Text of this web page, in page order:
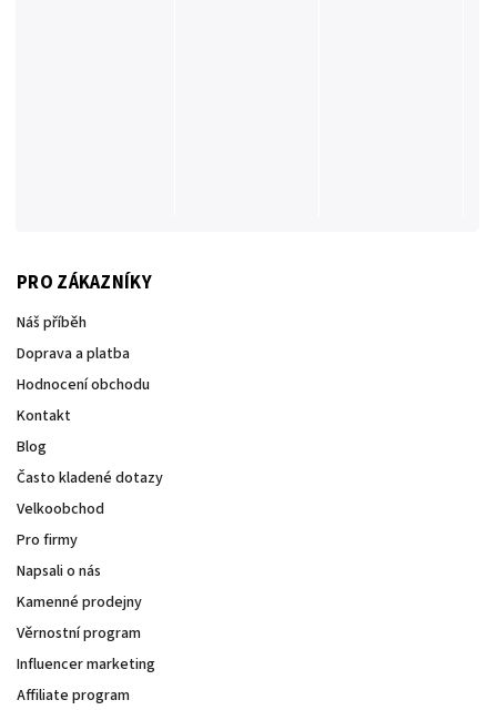
PRO ZÁKAZNÍKY
Náš příběh
Doprava a platba
Hodnocení obchodu
Kontakt
Blog
Často kladené dotazy
Velkoobchod
Pro firmy
Napsali o nás
Kamenné prodejny
Věrnostní program
Influencer marketing
Affiliate program